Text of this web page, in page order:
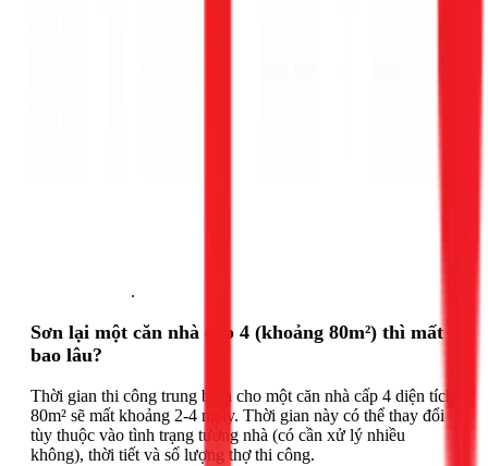
.
Sơn lại một căn nhà cấp 4 (khoảng 80m²) thì mất
bao lâu?
Thời gian thi công trung bình cho một căn nhà cấp 4 diện tích
80m² sẽ mất khoảng 2-4 ngày. Thời gian này có thể thay đổi
tùy thuộc vào tình trạng tường nhà (có cần xử lý nhiều
không), thời tiết và số lượng thợ thi công.